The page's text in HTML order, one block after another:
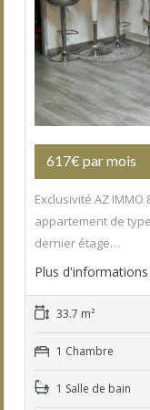
617€ par mois
Exclusivité AZ
appartement de
dernier étage…
Plus d'informations
33.7 m²
1 Chambre
1 Salle de bain